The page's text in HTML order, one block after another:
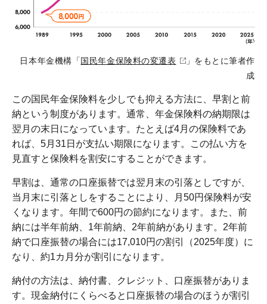
日本年金機構「 国民年金保険料の変遷表
」をもとに筆者作
成
この国民年金保険料を少しでも抑える方法に、早割と前
納という制度があります。通常、年金保険料の納期限は
翌月の末日になっています。たとえば4月の保険料であ
れば、5月31日が支払い期限になります。この払い方を
見直すと保険料を割安にすることができます。
早割は、通常の口座振替では翌月末の引落としですが、
当月末に引落としをすることにより、月50円保険料が安
くなります。年間で600円の節約になります。また、前
納には半年前納、1年前納、2年前納があります。2年前
納で口座振替の場合には17,010円の割引（2025年度）に
なり、約1カ月分が割引になります。
納付の方法は、納付書、クレジット、口座振替がありま
す。現金納付にくらべると口座振替の場合のほうが割引